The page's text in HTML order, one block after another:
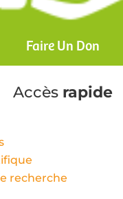
Faire Un Don
Accès rapide
recherche